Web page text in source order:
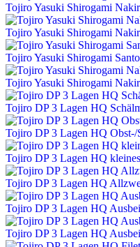
Tojiro Yasuki Shirogami
Tojiro Yasuki Shirogami
Tojiro Yasuki Shirogami
Tojiro Yasuki Shirogami
Tojiro DP 3 Lagen HQ
Tojiro DP 3 Lagen HQ Obst-/
Tojiro DP 3 Lagen HQ
Tojiro DP 3 Lagen HQ
Tojiro DP 3 Lagen HQ
Tojiro DP 3 Lagen HQ